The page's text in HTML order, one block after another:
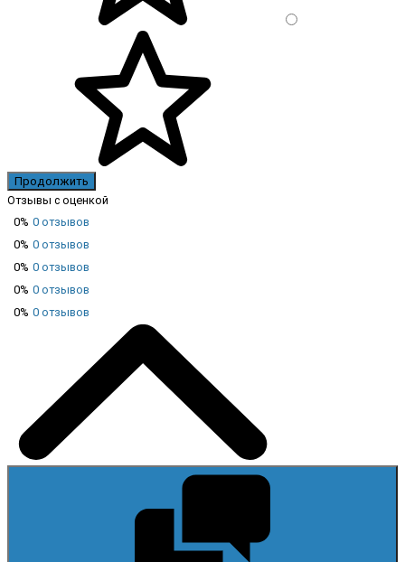
Продолжить
Отзывы с оценкой
0% 0 отзывов
0% 0 отзывов
0% 0 отзывов
0% 0 отзывов
0% 0 отзывов